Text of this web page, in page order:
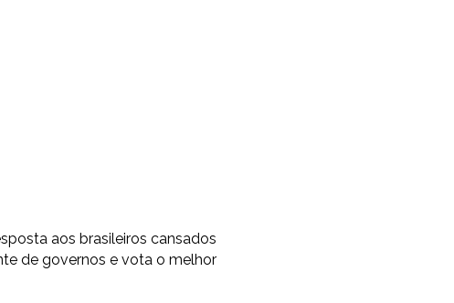
aos brasileiros cansados
de governos e vota o melhor